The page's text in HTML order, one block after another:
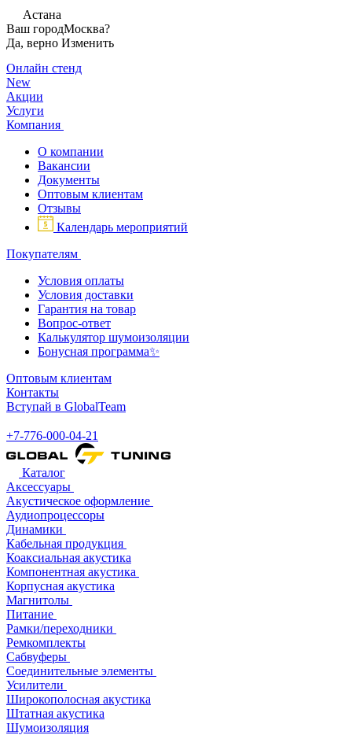
Астана
Ваш городМосква?
Да, верно Изменить
Онлайн стенд
New
Акции
Услуги
Компания
О компании
Вакансии
Документы
Оптовым клиентам
Отзывы
Календарь мероприятий
Покупателям
Условия оплаты
Условия доставки
Гарантия на товар
Вопрос-ответ
Калькулятор шумоизоляции
Бонусная программа✨
Оптовым клиентам
Контакты
Вступай в GlobalTeam
+7-776-000-04-21
Каталог
Аксессуары
Акустическое оформление
Аудиопроцессоры
Динамики
Кабельная продукция
Коаксиальная акустика
Компонентная акустика
Корпусная акустика
Магнитолы
Питание
Рамки/переходники
Ремкомплекты
Сабвуферы
Соединительные элементы
Усилители
Широкополосная акустика
Штатная акустика
Шумоизоляция